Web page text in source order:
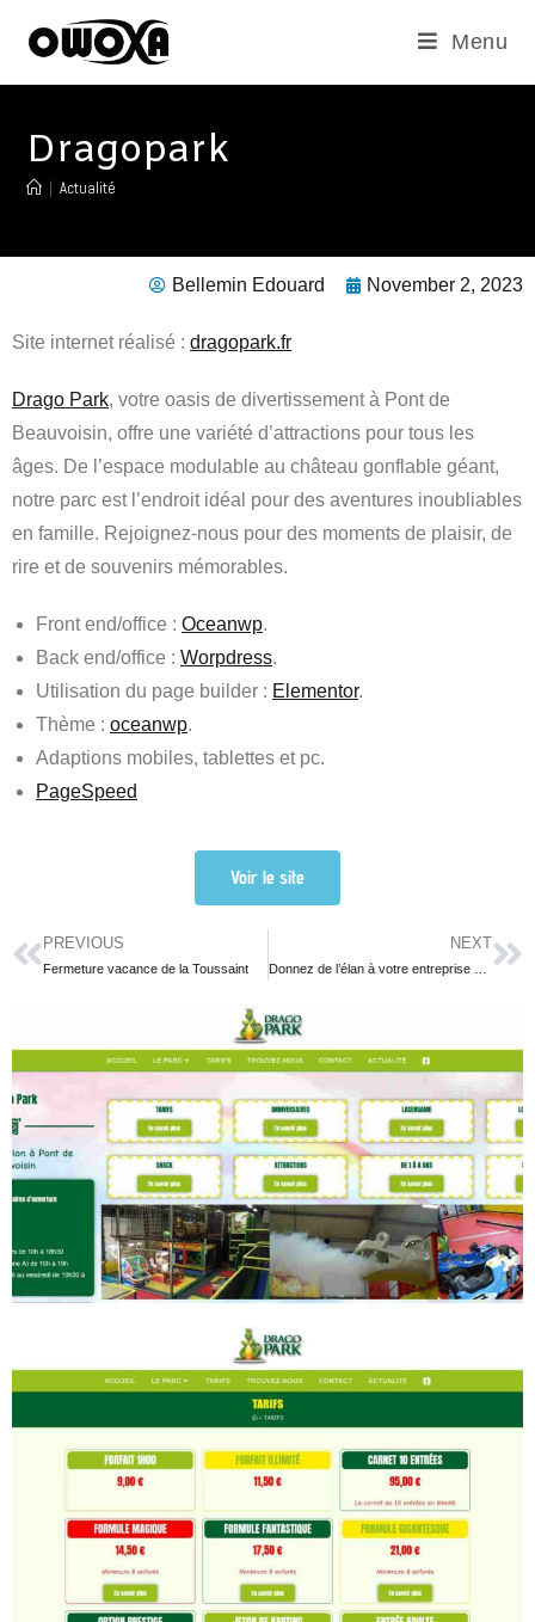
Menu
Dragopark
| Actualité
Bellemin Edouard November 2, 2023
Site internet réalisé : dragopark.fr
Drago Park, votre oasis de divertissement à Pont de
Beauvoisin, offre une variété d’attractions pour tous les
âges. De l’espace modulable au château gonflable géant,
notre parc est l’endroit idéal pour des aventures inoubliables
en famille. Rejoignez-nous pour des moments de plaisir, de
rire et de souvenirs mémorables.
Front end/office : Oceanwp.
Back end/office : Worpdress.
Utilisation du page builder : Elementor.
Thème : oceanwp.
Adaptions mobiles, tablettes et pc.
PageSpeed
Voir le site
PREVIOUS
Fermeture vacance de la Toussaint
NEXT